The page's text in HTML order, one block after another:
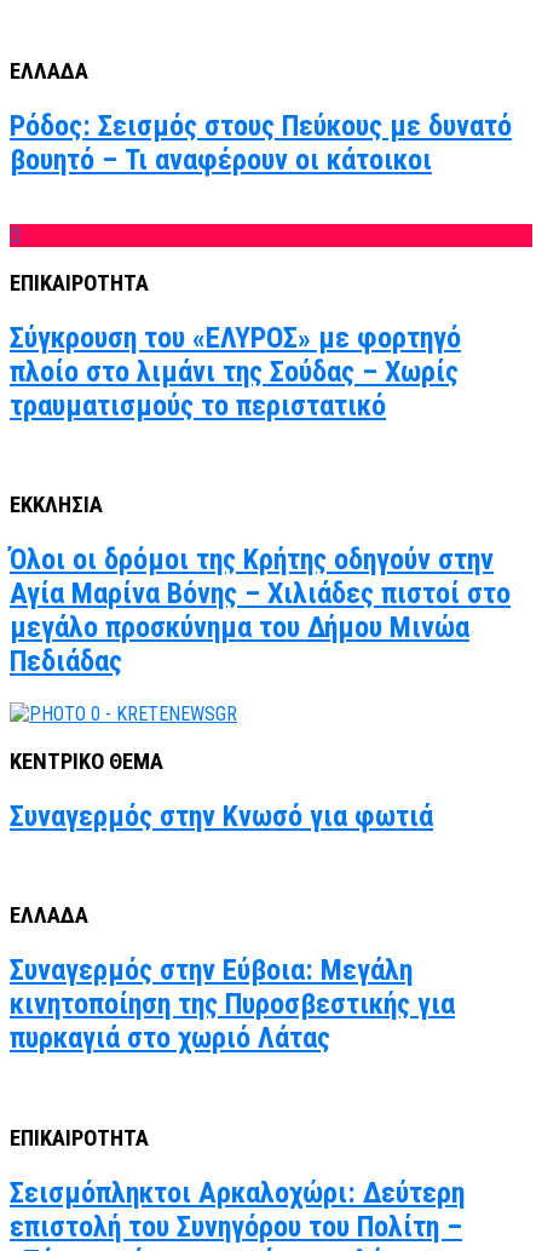
ΕΛΛΑΔΑ
Ρόδος: Σεισμός στους Πεύκους με δυνατό
βουητό – Τι αναφέρουν οι κάτοικοι
ΕΠΙΚΑΙΡΟΤΗΤΑ
Σύγκρουση του «ΕΛΥΡΟΣ» με φορτηγό
πλοίο στο λιμάνι της Σούδας – Χωρίς
τραυματισμούς το περιστατικό
ΕΚΚΛΗΣΙΑ
Όλοι οι δρόμοι της Κρήτης οδηγούν στην
Αγία Μαρίνα Βόνης – Χιλιάδες πιστοί στο
μεγάλο προσκύνημα του Δήμου Μινώα
Πεδιάδας
ΚΕΝΤΡΙΚΟ ΘΕΜΑ
Συναγερμός στην Κνωσό για φωτιά
ΕΛΛΑΔΑ
Συναγερμός στην Εύβοια: Μεγάλη
κινητοποίηση της Πυροσβεστικής για
πυρκαγιά στο χωριό Λάτας
ΕΠΙΚΑΙΡΟΤΗΤΑ
Σεισμόπληκτοι Αρκαλοχώρι: Δεύτερη
επιστολή του Συνηγόρου του Πολίτη –